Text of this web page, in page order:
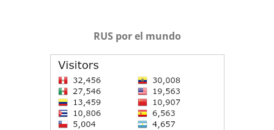
RUS por el mundo